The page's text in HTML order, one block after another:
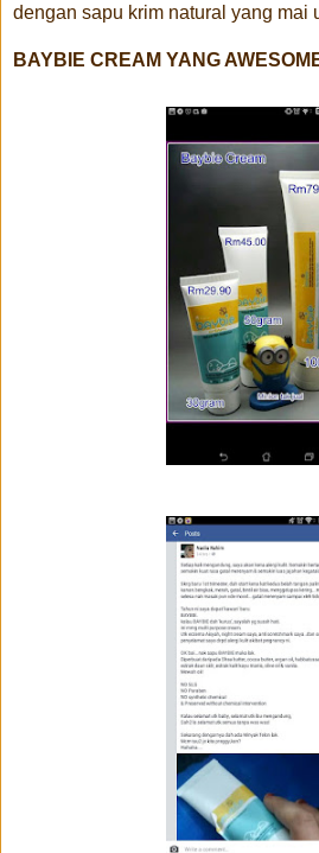
dengan sapu krim natural yang mai
BAYBIE CREAM YANG